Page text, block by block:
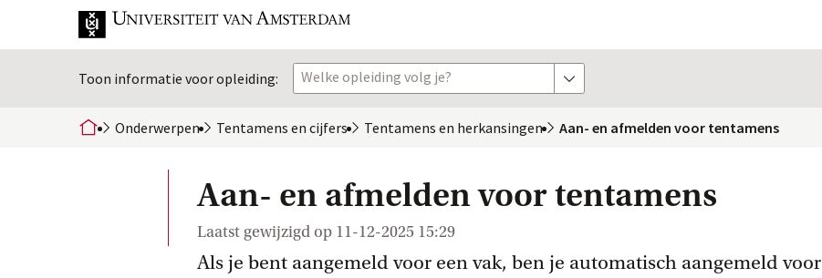
Toon informatie voor opleiding: Welke opleiding volg je? toon opties
Onderwerpen Tentamens en cijfers Tentamens en herkansingen Aan- en afmelden voor tentamens
Aan- en afmelden voor tentamens
Laatst gewijzigd op 11-12-2025 15:29
Als je bent aangemeld voor een vak, ben je automatisch aangemeld voor